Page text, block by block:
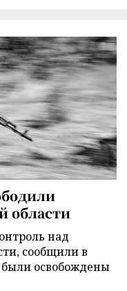
области
над
сообщили в
освобождены